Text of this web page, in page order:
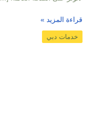
قراءة المزيد »
خدمات دبي